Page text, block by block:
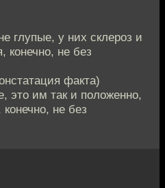
глупые, у них склероз и
конечно, не без
факта)
это им так и положенно,
не без